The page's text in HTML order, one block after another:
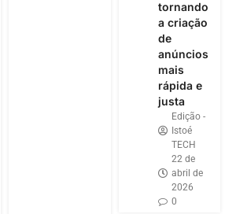
tornando
a criação
de
anúncios
mais
rápida e
justa
Edição -
Istoé
TECH
22 de
abril de
2026
0